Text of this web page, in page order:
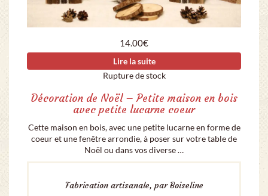
14.00€
Lire la suite
Rupture de stock
Décoration de Noël – Petite maison en bois
avec petite lucarne coeur
Cette maison en bois, avec une petite lucarne en forme de
coeur et une fenêtre arrondie, à poser sur votre table de
Noël ou dans vos diverse …
Fabrication artisanale, par Boiseline